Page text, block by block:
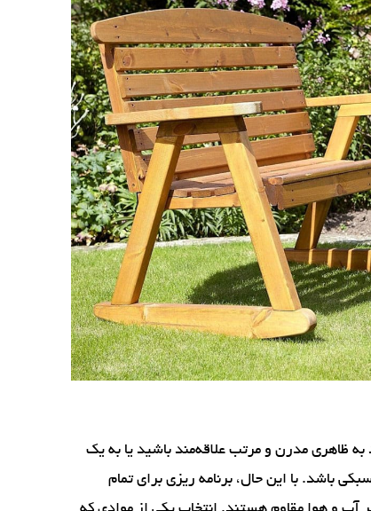
ظاهری مدرن و مرتب علاقه‌مند باشید یا به یک
باشد. با این حال، برنامه ریزی برای تمام